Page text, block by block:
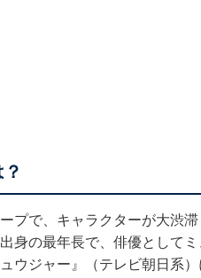
プで、キャラクターが大渋
身の最年長で、俳優として
ウジャー』（テレビ朝日系